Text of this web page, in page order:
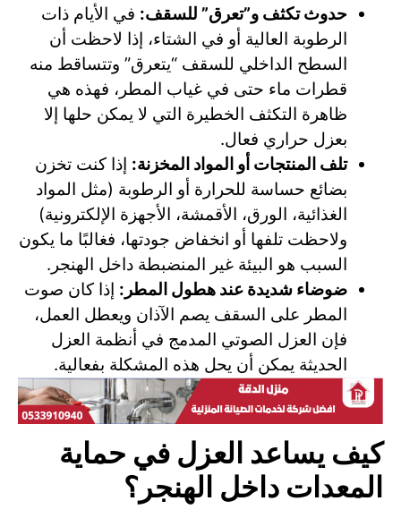
حدوث تكثف و”تعرق” للسقف: في الأيام ذات
الرطوبة العالية أو في الشتاء، إذا لاحظت أن
السطح الداخلي للسقف “يتعرق” وتتساقط منه
قطرات ماء حتى في غياب المطر، فهذه هي
ظاهرة التكثف الخطيرة التي لا يمكن حلها إلا
بعزل حراري فعال.
تلف المنتجات أو المواد المخزنة: إذا كنت تخزن
بضائع حساسة للحرارة أو الرطوبة (مثل المواد
الغذائية، الورق، الأقمشة، الأجهزة الإلكترونية)
ولاحظت تلفها أو انخفاض جودتها، فغالبًا ما يكون
السبب هو البيئة غير المنضبطة داخل الهنجر.
ضوضاء شديدة عند هطول المطر: إذا كان صوت
المطر على السقف يصم الآذان ويعطل العمل،
فإن العزل الصوتي المدمج في أنظمة العزل
الحديثة يمكن أن يحل هذه المشكلة بفعالية.
كيف يساعد العزل في حماية
المعدات داخل الهنجر؟